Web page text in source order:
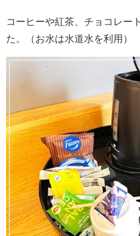
コーヒーや紅茶、チョコレー
た。（お水は水道水を利用）